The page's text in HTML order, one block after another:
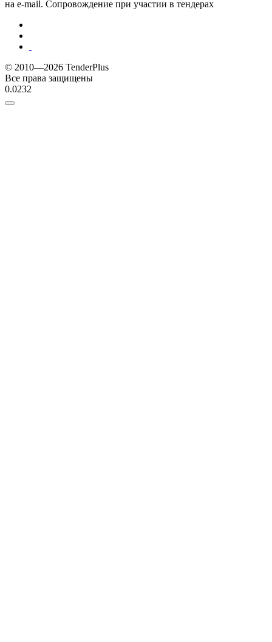
на e-mail. Сопровождение при участии в тендерах
© 2010—2026 TenderPlus
Все права защищены
0.0232